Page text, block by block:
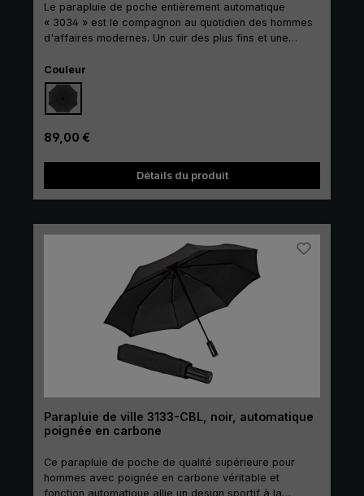
Le parapluie de poche entièrement automatique
« 3034 » est le compagnon au quotidien des hommes
d'affaires modernes. Un cuir des plus fins et une
classique une qualité et un design haut de gamme. Sa
poignée en cuir véritable assortie à sa housse en cuir
aluminium renforcée de fibres de verre assurent une
stabilité fiable. Sa toile en tissu particulièrement léger
et solide en polyester est résistant aux gouttes et
sèche rapidement. Double couture entre les segments
empêchant le tissu d’être arraché.
Sélectionnez
Couleur
Prix régulier :
89,00 €
Détails du produit
Parapluie de ville 3133-CBL, noir, automatique
poignée en carbone
Ce parapluie de poche de qualité supérieure pour
hommes avec poignée en carbone véritable et
fonction automatique allie un design sportif à la